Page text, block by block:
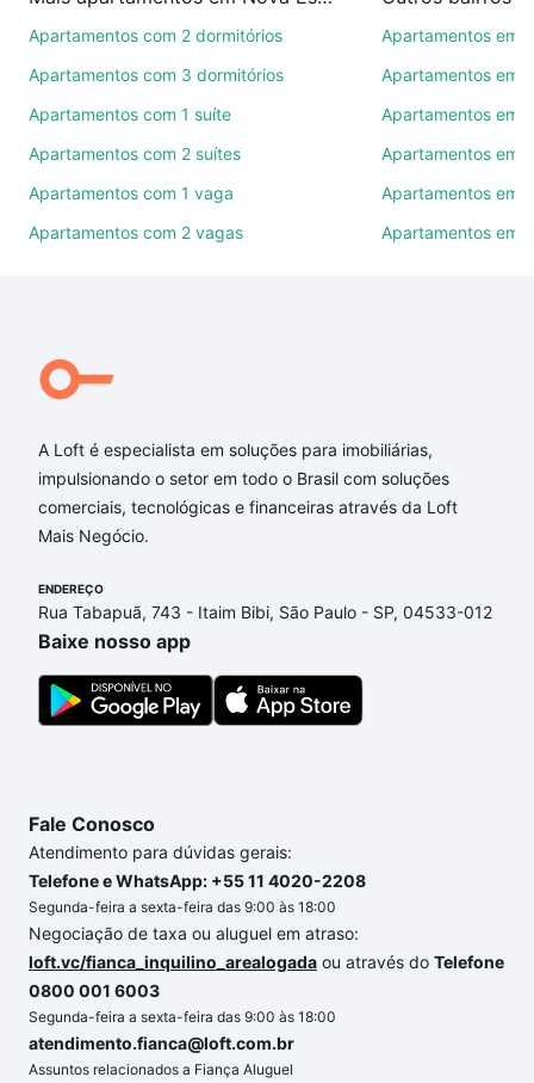
Como escolher um imóvel?
ruas, bairros e até condomínios favoritos. Você
também pode usar os filtros como quantidade de
quartos, suítes, com ou sem vaga de garagem para
combinar perfeitamente com o preço, metragem e
comodidades, como piscina, academia, salão de
Qual o preço de Apartamentos com 1 vaga à venda
em Nova Esperança, Balneário Camboriú, SC?
Aqui na Loft temos a oferta ideal para você, com
Apartamentos com 1 vaga à venda em Nova
Esperança, Balneário Camboriú, SC que custam a
partir de R$ 0 e com nossas opções de
adequar ao seu orçamento. Se ainda tem alguma
dúvida dos custos envolvidos no processo de
compra, veja em nosso portal
um apartamento e conte com a gente para comprar
o imóvel dos seus sonhos com segurança e
Apartamentos com 2 dormitórios
Apartamentos com 3 dormitórios
Apartamentos com 1 suíte
Apartamentos com 2 suítes
Apartamentos com 1 vaga
Apartamentos com 2 vagas
Apartamentos em
Apartamentos em
Apartamentos em
Apartamentos em
Apartamentos em
Apartamentos em
A Loft é especialista em soluções para imobiliárias,
impulsionando o setor em todo o Brasil com soluções
comerciais, tecnológicas e financeiras através da Loft
Mais Negócio.
ENDEREÇO
Rua Tabapuã, 743 - Itaim Bibi, São Paulo - SP, 04533-012
Baixe nosso app
Fale Conosco
Atendimento para dúvidas gerais:
Telefone e WhatsApp: +55 11 4020-2208
Segunda-feira a sexta-feira das 9:00 às 18:00
Negociação de taxa ou aluguel em atraso:
loft.vc/fianca_inquilino_arealogada ou através do Telefone
0800 001 6003
Segunda-feira a sexta-feira das 9:00 às 18:00
atendimento.fianca@loft.com.br
Assuntos relacionados a Fiança Aluguel